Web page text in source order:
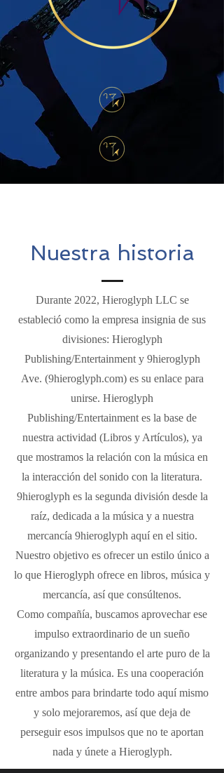
Nuestra historia
Durante 2022, Hieroglyph LLC se
estableció como la empresa insignia de sus
divisiones: Hieroglyph
Publishing/Entertainment y 9hieroglyph
Ave. (9hieroglyph.com) es su enlace para
unirse. Hieroglyph
Publishing/Entertainment es la base de
nuestra actividad (Libros y Artículos), ya
que mostramos la relación con la música en
la interacción del sonido con la literatura.
9hieroglyph es la segunda división desde la
raíz, dedicada a la música y a nuestra
mercancía 9hieroglyph aquí en el sitio.
Nuestro objetivo es ofrecer un estilo único a
lo que Hieroglyph ofrece en libros, música y
mercancía, así que consúltenos.
Como compañía, buscamos aprovechar ese
impulso extraordinario de un sueño
organizando y presentando el arte puro de la
literatura y la música. Es una cooperación
entre ambos para brindarte todo aquí mismo
y solo mejoraremos, así que deja de
perseguir esos impulsos que no te aportan
nada y únete a Hieroglyph.